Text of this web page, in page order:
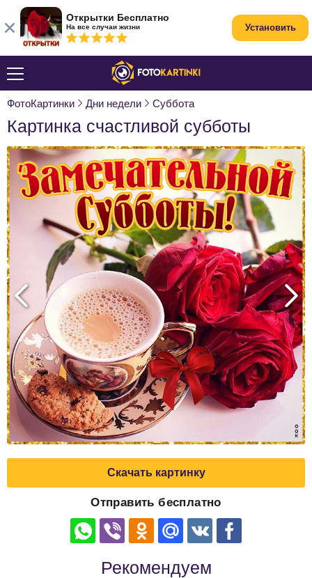
ФотоКартинки Дни недели Суббота
Картинка счастливой субботы
Скачать картинку
Отправить бесплатно
Рекомендуем
Открытки Бесплатно
На все случаи жизни Установить